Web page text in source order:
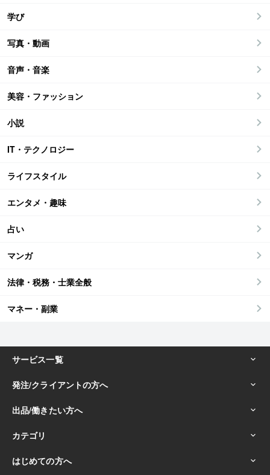
学び
写真・動画
音声・音楽
美容・ファッション
小説
IT・テクノロジー
ライフスタイル
エンタメ・趣味
占い
マンガ
法律・税務・士業全般
マネー・副業